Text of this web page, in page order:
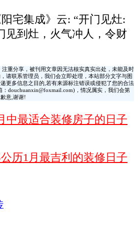
宅集成》云: “开门见灶:
见到灶，火气冲人，令财
重分享，被刊用文章因无法核实真实出处，未能及时
请联系管理员，我们会立即处理，本站部分文字与图
更多信息之目的,若有来源标注错误或侵犯了您的合法
douchuanxin@foxmail.com)，情况属实，我们会第
意,谢谢!
中最适合装修房子的日子
历1月最吉利的装修日子